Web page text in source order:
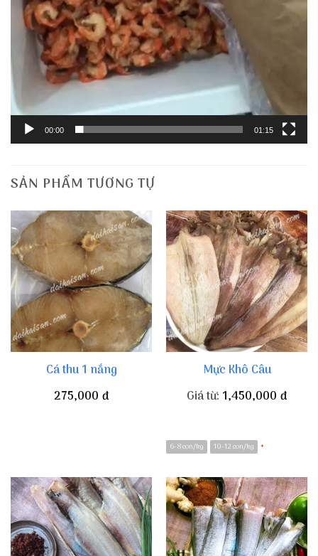
00:00 01:15
SẢN PHẨM TƯƠNG TỰ
Cá thu 1 nắng
275,000 đ
Mực Khô Câu
Giá từ: 1,450,000 đ
6-8 con/kg 10-12 con/kg *